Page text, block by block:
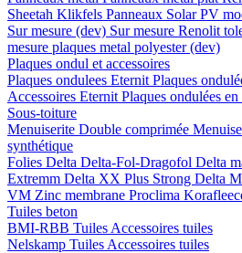
Sheetah Klikfels Panneaux Solar PV
Sur mesure (dev) Sur mesure Renolit
mesure plaques metal polyester (dev)
Plaques ondul et accessoires
Plaques ondulees Eternit Plaques
Accessoires Eternit Plaques ondulées
Sous-toiture
Menuiserite Double comprimée
synthétique
Folies Delta Delta-Fol-Dragofol Delta
Extremm Delta XX Plus Strong Delta
VM Zinc membrane Proclima
Tuiles beton
BMI-RBB Tuiles Accessoires tuiles
Nelskamp Tuiles Accessoires tuiles